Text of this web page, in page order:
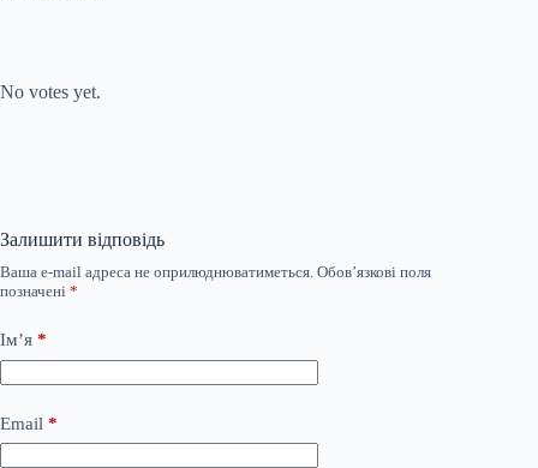
No votes yet.
Залишити відповідь
Ваша e-mail адреса не оприлюднюватиметься. Обов’язкові поля
позначені *
Ім’я *
Email *